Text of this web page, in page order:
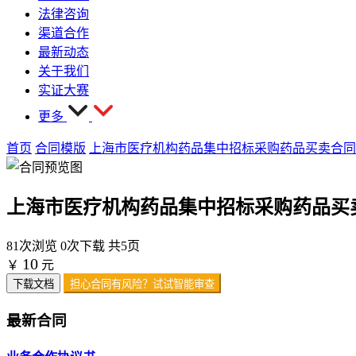
法律咨询
渠道合作
最新动态
关于我们
实证大赛
更多
首页 合同模版 上海市医疗机构药品集中招标采购药品买卖合同
上海市医疗机构药品集中招标采购药品买
81次浏览 0次下载 共5页
￥ 10 元
下载文档 担心合同有风险？试试智能审查
最新合同